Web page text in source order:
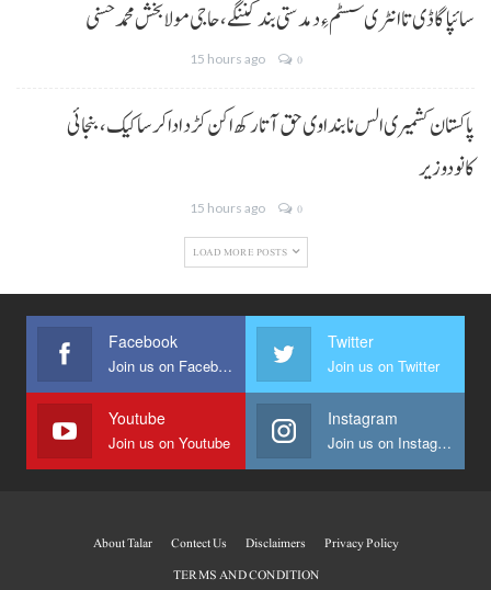
سائپا گاڈی تا انٹری سسٹم ءِ دمدستی بند کننگے، حاجی مولا بخش محمد حسنی
15 hours ago 0
پاکستان کشمیری الس نا بنداوی حق آتا رکھ اکن کڑد ادا کرسا کیک ،بنجائی
کانودوزیر
15 hours ago 0
LOAD MORE POSTS
Facebook
Join us on Facebook
Twitter
Join us on Twitter
Youtube
Join us on Youtube
Instagram
Join us on Instagram
About Talar Contect Us Disclaimers
Privacy Policy
TERMS AND CONDITION